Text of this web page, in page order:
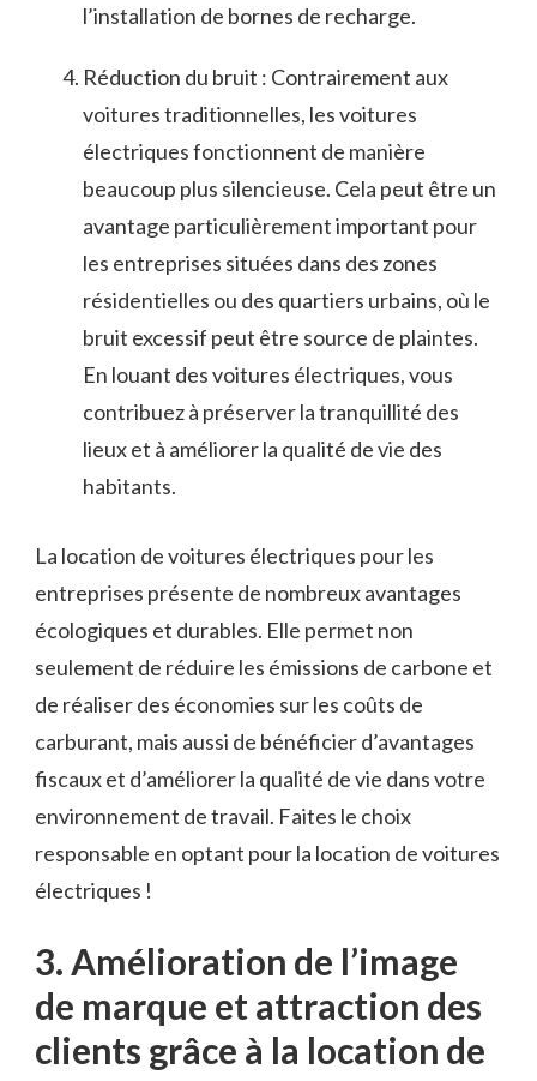
l’installation ⁣de⁢ bornes de⁢ recharge.
Réduction⁢ du⁣ bruit⁢ : Contrairement aux
voitures traditionnelles, les voitures
électriques‌ fonctionnent de manière
beaucoup ‍plus⁢ silencieuse. Cela peut être un
avantage​ particulièrement ⁤important pour
les entreprises situées dans des zones‍
résidentielles ‌ou des ‌quartiers ⁢urbains, où le
bruit excessif peut être source de plaintes.
En louant des voitures électriques, vous
⁣contribuez à préserver la tranquillité des
lieux ⁣et à⁢ améliorer ⁣la qualité de ‌vie des
habitants.
La location de voitures électriques pour les
‍entreprises ⁤présente⁤ de nombreux ‍avantages
écologiques et durables. Elle permet‍ non
seulement ⁤de réduire les émissions de carbone et
de réaliser des​ économies sur les coûts de
carburant, ⁣mais aussi de bénéficier d’avantages
fiscaux et ‌d’améliorer la qualité de vie dans votre
environnement de travail. Faites ​le choix‍
responsable ⁤en optant pour la location de voitures
électriques !
3. Amélioration de‍ l’image
de marque‍ et attraction des
clients grâce à la location de